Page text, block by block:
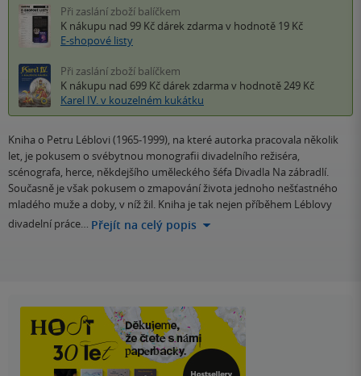
Při zaslání zboží balíčkem
K nákupu nad 99 Kč dárek zdarma v hodnotě 19 Kč
E-shopové listy
Při zaslání zboží balíčkem
K nákupu nad 699 Kč dárek zdarma v hodnotě 249 Kč
Karel IV. v kouzelném kukátku
Kniha o Petru Léblovi (1965-1999), na které autorka pracovala několik
let, je pokusem o svébytnou monografii divadelního režiséra,
scénografa, herce, někdejšího uměleckého šéfa Divadla Na zábradlí.
Současně je však pokusem o zmapování života jednoho nešťastného
mladého muže a doby, v níž žil. Kniha je tak nejen příběhem Léblovy
divadelní práce… Přejít na celý popis